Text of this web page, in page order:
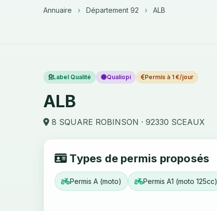
Annuaire › Département 92 › ALB
Label Qualité Qualiopi Permis à 1 €/jour
ALB
8 SQUARE ROBINSON · 92330 SCEAUX
Types de permis proposés
Permis A (moto) Permis A1 (moto 125cc)